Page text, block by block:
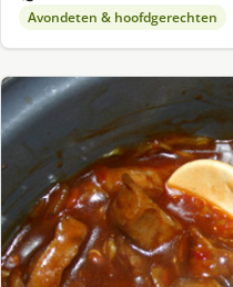
Avondeten & hoofdgerechten